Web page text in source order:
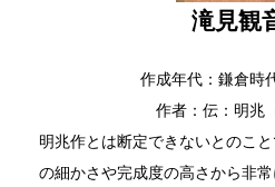
滝見観
作成年代：鎌倉時
作者：伝：明兆
明兆作とは断定できないとのこ
の細かさや完成度の高さから非